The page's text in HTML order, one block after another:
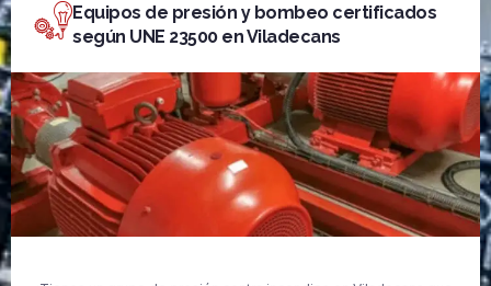
Equipos de presión y bombeo certificados
según UNE 23500 en Viladecans